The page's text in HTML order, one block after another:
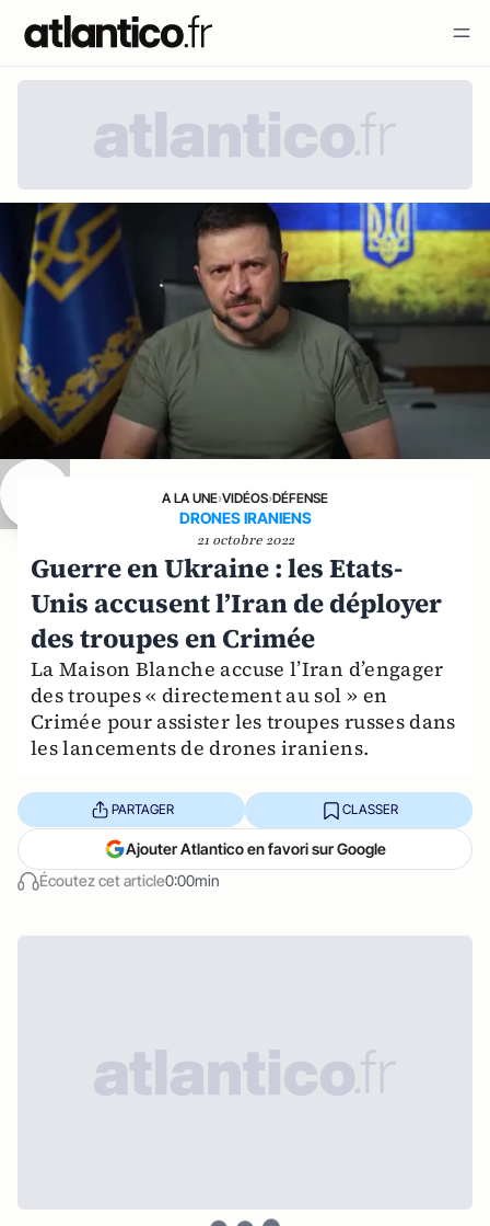
A LA UNE›VIDÉOS›DÉFENSE
DRONES IRANIENS
21 octobre 2022
Guerre en Ukraine : les Etats-
Unis accusent l’Iran de déployer
des troupes en Crimée
La Maison Blanche accuse l’Iran d’engager
des troupes « directement au sol » en
Crimée pour assister les troupes russes dans
les lancements de drones iraniens.
Écoutez cet article0:00min
PARTAGER CLASSER
Ajouter Atlantico en favori sur Google